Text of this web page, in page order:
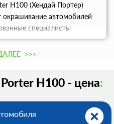
Н100 (Хендай Портер)
автомобилей
специалисты
лакокрасочный слой,
>>>
Н100 - цена: